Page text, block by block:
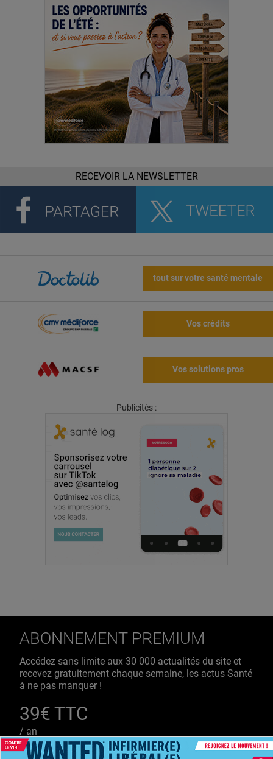
RECEVOIR LA NEWSLETTER
tout sur votre santé mentale
Vos crédits
Vos solutions pros
Publicités :
ABONNEMENT PREMIUM
Accédez sans limite aux 30 000 actualités du site et
recevez gratuitement chaque semaine, les actus Santé
à ne pas manquer !
39€ TTC
/ an